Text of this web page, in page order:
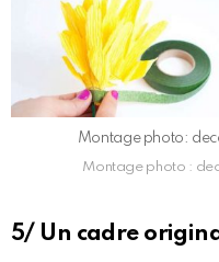
Montage photo:
Montage photo :
5/ Un cadre